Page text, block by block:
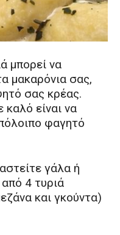
μπορεί να
μακαρόνια σας,
σας κρέας.
καλό είναι να
φαγητό
γάλα ή
4 τυριά
και γκούντα)